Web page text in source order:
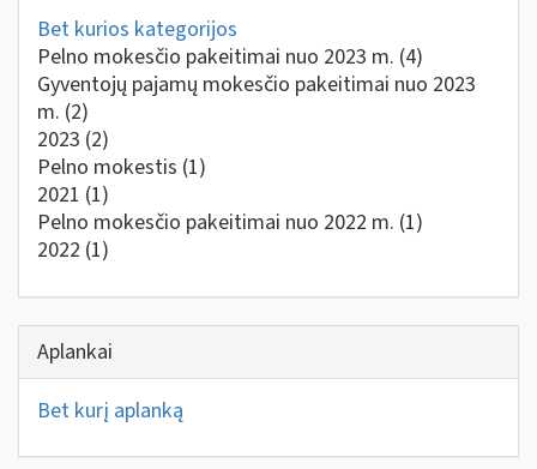
Bet kurios kategorijos
Pelno mokesčio pakeitimai nuo 2023 m. (4)
Gyventojų pajamų mokesčio pakeitimai nuo 2023
m. (2)
2023 (2)
Pelno mokestis (1)
2021 (1)
Pelno mokesčio pakeitimai nuo 2022 m. (1)
2022 (1)
Aplankai
Bet kurį aplanką